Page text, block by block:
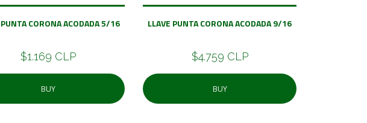
CORONA ACODADA 5/16
$1.169 CLP
BUY
LLAVE PUNTA CORONA ACODADA 9/16
$4.759 CLP
BUY